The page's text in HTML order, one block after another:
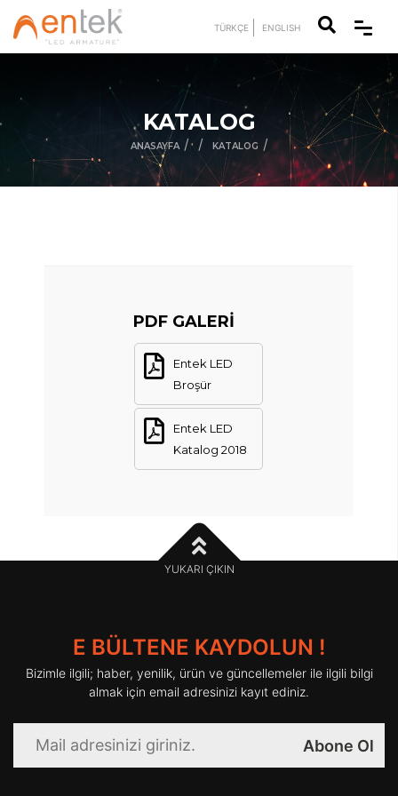
TÜRKÇE ENGLISH
KATALOG
ANASAYFA/ / KATALOG /
PDF GALERİ
Entek LED
Broşür
Entek LED
Katalog 2018
YUKARI ÇIKIN
E BÜLTENE KAYDOLUN !
Bizimle ilgili; haber, yenilik, ürün ve güncellemeler ile ilgili bilgi
almak için email adresinizi kayıt ediniz.
Abone Ol